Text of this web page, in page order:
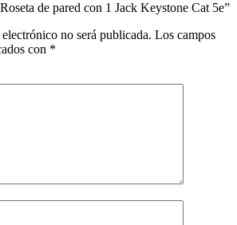
de pared con 1 Jack Keystone Cat 5e”
no será publicada. Los campos
con *